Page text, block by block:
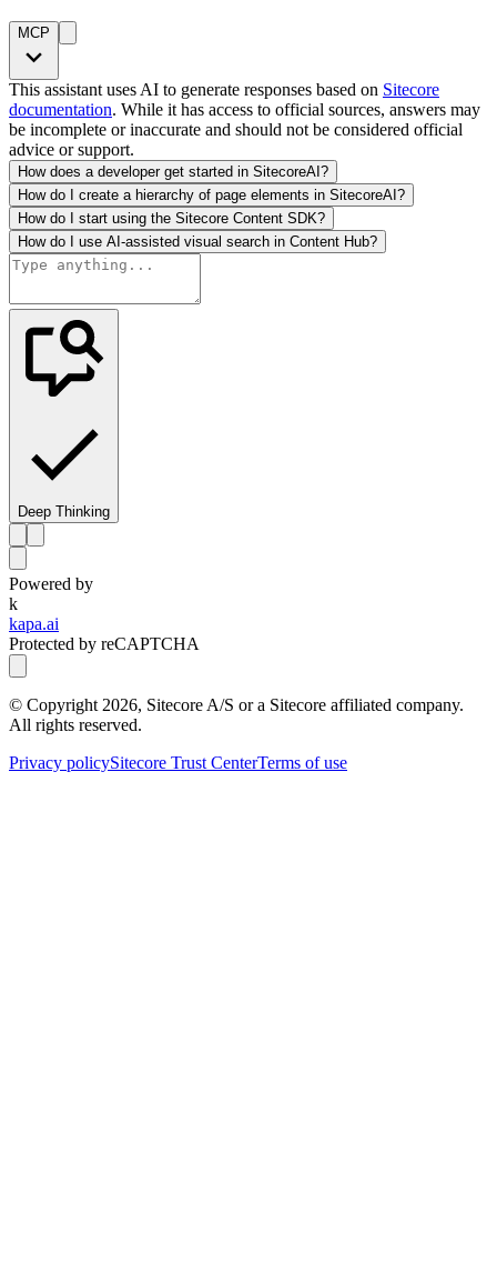
MCP
This assistant uses AI to generate responses based on Sitecore
documentation. While it has access to official sources, answers may
be incomplete or inaccurate and should not be considered official
advice or support.
How does a developer get started in SitecoreAI?
How do I create a hierarchy of page elements in SitecoreAI?
How do I start using the Sitecore Content SDK?
How do I use AI-assisted visual search in Content Hub?
Deep Thinking
Powered by
k
kapa.ai
Protected by reCAPTCHA
© Copyright 2026, Sitecore A/S or a Sitecore affiliated company.
All rights reserved.
Privacy policySitecore Trust CenterTerms of use